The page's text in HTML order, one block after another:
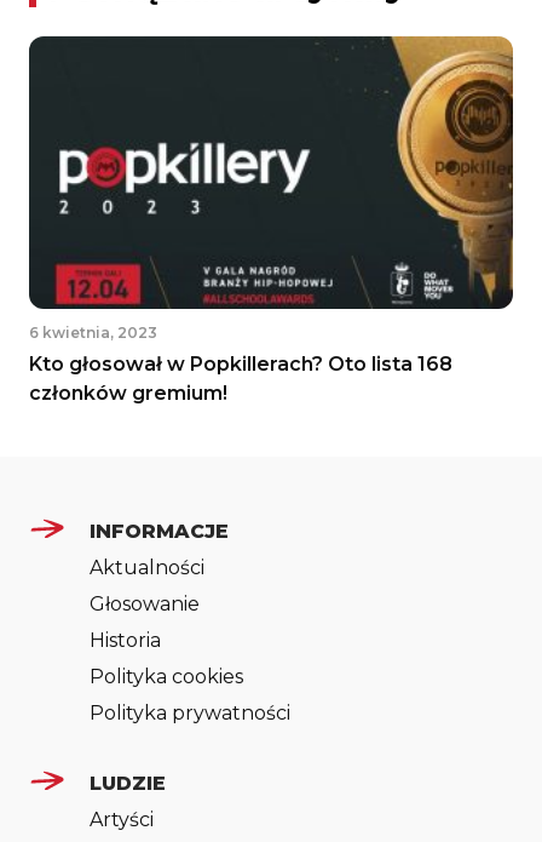
6 kwietnia, 2023
Kto głosował w Popkillerach? Oto lista 168
członków gremium!
INFORMACJE
Aktualności
Głosowanie
Historia
Polityka cookies
Polityka prywatności
LUDZIE
Artyści